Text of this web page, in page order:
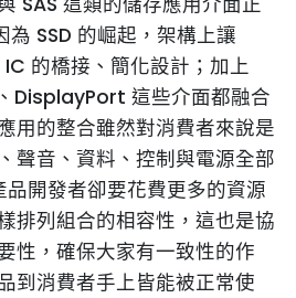
SSD 的崛起，架構上讓
的橋接、簡化設計；加上
DisplayPort 這些介面都融合
用的整合雖然對消費者來說是
聲音、資料、控制與電源全部
開發者卻要花費更多的資源
排列組合的相容性，這也是協
性，確保大家有一致性的作
到消費者手上皆能被正常使